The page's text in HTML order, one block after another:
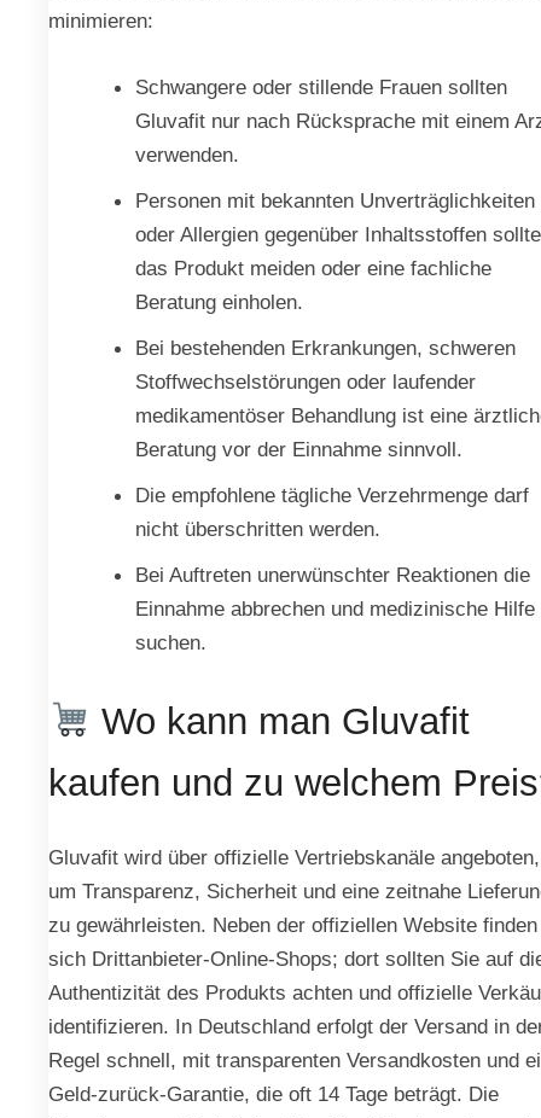
minimieren:
Schwangere oder stillende Frauen sollten
Gluvafit nur nach Rücksprache mit einem
verwenden.
Personen mit bekannten Unverträglichkeiten
oder Allergien gegenüber Inhaltsstoffen
das Produkt meiden oder eine fachliche
Beratung einholen.
Bei bestehenden Erkrankungen, schweren
Stoffwechselstörungen oder laufender
medikamentöser Behandlung ist eine
Beratung vor der Einnahme sinnvoll.
Die empfohlene tägliche Verzehrmenge darf
nicht überschritten werden.
Bei Auftreten unerwünschter Reaktionen die
Einnahme abbrechen und medizinische Hilfe
suchen.
Wo kann man Gluvafit
kaufen und zu welchem
Gluvafit wird über offizielle Vertriebskanäle angeboten,
um Transparenz, Sicherheit und eine zeitnahe
zu gewährleisten. Neben der offiziellen Website finden
sich Drittanbieter-Online-Shops; dort sollten Sie auf
Authentizität des Produkts achten und offizielle
identifizieren. In Deutschland erfolgt der Versand in
Regel schnell, mit transparenten Versandkosten und
Geld-zurück-Garantie, die oft 14 Tage beträgt. Die